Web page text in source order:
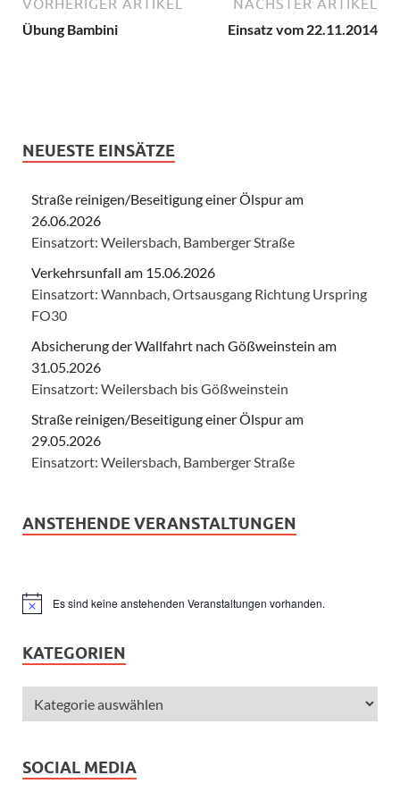
VORHERIGER ARTIKEL
Übung Bambini
NÄCHSTER ARTIKEL
Einsatz vom 22.11.2014
NEUESTE EINSÄTZE
Straße reinigen/Beseitigung einer Ölspur am
26.06.2026
Einsatzort: Weilersbach, Bamberger Straße
Verkehrsunfall am 15.06.2026
Einsatzort: Wannbach, Ortsausgang Richtung Urspring
FO30
Absicherung der Wallfahrt nach Gößweinstein am
31.05.2026
Einsatzort: Weilersbach bis Gößweinstein
Straße reinigen/Beseitigung einer Ölspur am
29.05.2026
Einsatzort: Weilersbach, Bamberger Straße
ANSTEHENDE VERANSTALTUNGEN
HinweisEs sind keine anstehenden Veranstaltungen vorhanden.
KATEGORIEN
SOCIAL MEDIA